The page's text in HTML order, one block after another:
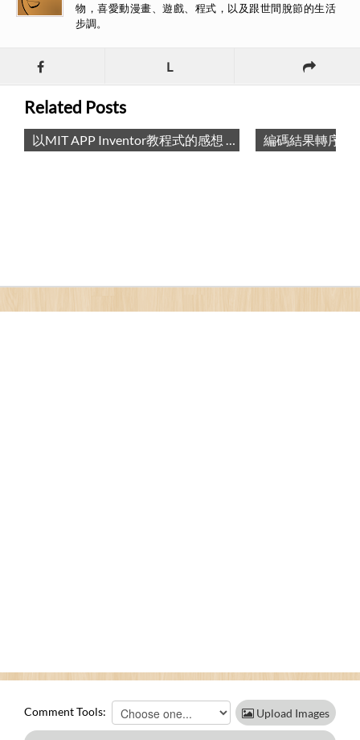
物，喜愛動漫畫、遊戲、程式，以及跟世間脫節的生活
步調。
L
Related Posts
以MIT APP Inventor教程式的感想 / Thoughts about teaching APP
Comment Tools: Upload Images